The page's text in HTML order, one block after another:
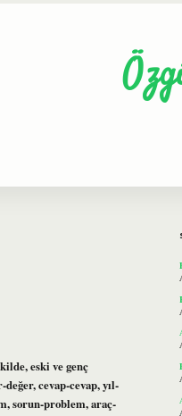
eski ve genç
cevap-cevap, yıl-
sorun-problem, araç-